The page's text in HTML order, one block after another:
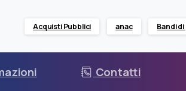
Acquisti Pubblici anac Bandi di
Contatti